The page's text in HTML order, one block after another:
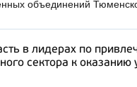
объединений
в лидерах по
сектора к оказанию